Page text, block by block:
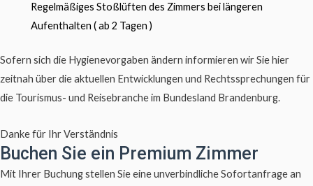
Regelmäßiges Stoßlüften des Zimmers bei längeren
Aufenthalten ( ab 2 Tagen )
Sofern sich die Hygienevorgaben ändern informieren wir Sie hier
zeitnah über die aktuellen Entwicklungen und Rechtssprechungen für
die Tourismus- und Reisebranche im Bundesland Brandenburg.
Danke für Ihr Verständnis
Buchen Sie ein Premium Zimmer
Mit Ihrer Buchung stellen Sie eine unverbindliche Sofortanfrage an